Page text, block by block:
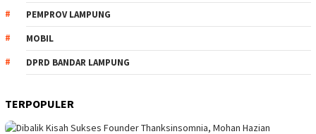
PEMPROV LAMPUNG
MOBIL
DPRD BANDAR LAMPUNG
TERPOPULER